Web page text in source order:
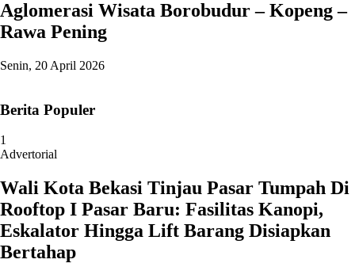
Aglomerasi Wisata Borobudur – Kopeng –
Rawa Pening
Senin, 20 April 2026
Berita Populer
1
Advertorial
Wali Kota Bekasi Tinjau Pasar Tumpah Di
Rooftop I Pasar Baru: Fasilitas Kanopi,
Eskalator Hingga Lift Barang Disiapkan
Bertahap